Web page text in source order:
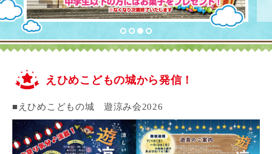
えひめこどもの城から発信！
■えひめこどもの城 遊涼み会2026